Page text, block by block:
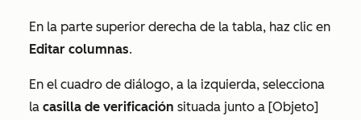
En la parte superior derecha de la tabla, haz clic en
Editar columnas.
En el cuadro de diálogo, a la izquierda, selecciona
la casilla de verificación situada junto a [Objeto]